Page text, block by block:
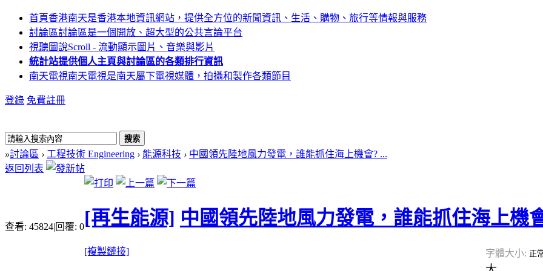
首頁香港南天是香港本地資訊網站，提供全方位的新聞資訊、生活、購物、旅行等情報與服務
討論區討論區是一個開放、超大型的公共言論平台
視聽圖說Scroll - 流動顯示圖片、音樂與影片
統計站提供個人主頁與討論區的各類排行資訊
南天電視南天電視是南天屬下電視媒體，拍攝和製作各類節目
登錄 免費註冊
搜索
»討論區 › 工程技術 Engineering › 能源科技 › 中國領先陸地風力發電，誰能抓住海上機會? ...
返回列表
查看: 45824|回覆: 0[再生能源] 中國領先陸地風力發電，誰能抓住海上機
[複製鏈接] 字體大小: 正